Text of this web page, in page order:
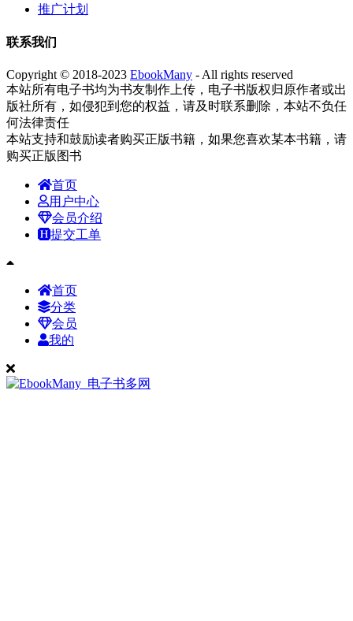
推广计划
联系我们
Copyright © 2018-2023 EbookMany - All rights reserved
本站所有电子书均为书友制作上传，电子书版权归原作者或出
版社所有，如侵犯到您的权益，请及时联系删除，本站不负任
何法律责任
本站支持和鼓励读者购买正版书籍，如果您喜欢某本书籍，请
购买正版图书
首页
用户中心
会员介绍
提交工单
首页
分类
会员
我的